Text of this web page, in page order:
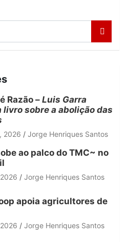
Razão – Luis Garra
livro sobre a abolição das
2026 Jorge Henriques Santos
ao palco do TMC~ no
Jorge Henriques Santos
apoia agricultores de
Jorge Henriques Santos